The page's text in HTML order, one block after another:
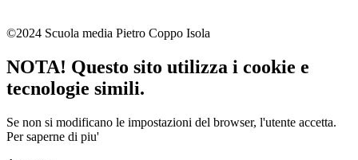
©2024 Scuola media Pietro Coppo Isola
NOTA! Questo sito utilizza i cookie e
tecnologie simili.
Se non si modificano le impostazioni del browser, l'utente accetta.
Per saperne di piu'